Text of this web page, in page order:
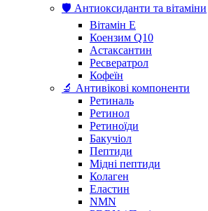
🛡️ Антиоксиданти та вітаміни
Вітамін Е
Коензим Q10
Астаксантин
Ресвератрол
Кофеїн
🔬 Антивікові компоненти
Ретиналь
Ретинол
Ретиноїди
Бакучіол
Пептиди
Мідні пептиди
Колаген
Еластин
NMN